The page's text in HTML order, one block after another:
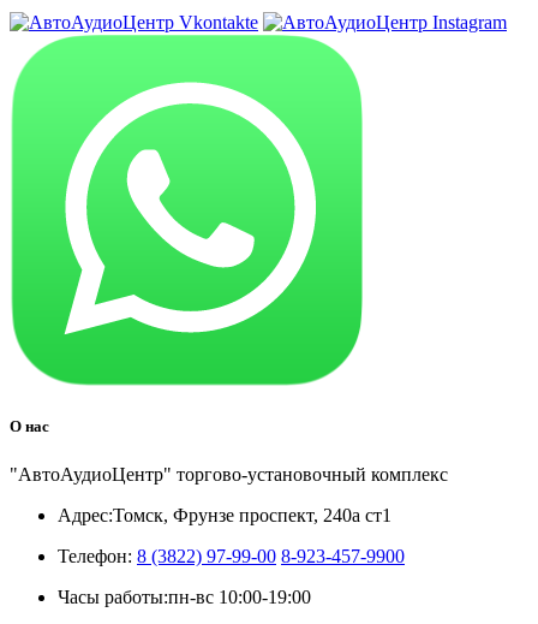
О нас
"АвтоАудиоЦентр" торгово-установочный комплекс
Адрес:Томск, Фрунзе проспект, 240а ст1
Телефон: 8 (3822) 97-99-00 8-923-457-9900
Часы работы:пн-вс 10:00-19:00